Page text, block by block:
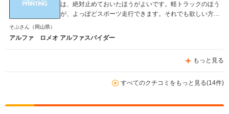
は、絶対止めておいたほうがよいです。軽トラックのほう
が、よっぽどスポーツ走行できます。それでも欲しい方は
比較的リーズナブルな価格で入手が可能かと思います。
そぶさん （岡山県）
アルファ ロメオ アルファスパイダー
もっと見る
すべてのクチコミをもっと見る(14件)